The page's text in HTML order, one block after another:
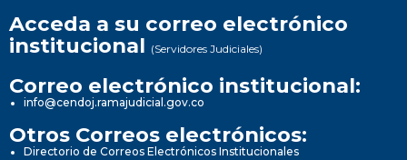
Acceda a su correo electrónico
institucional (Servidores Judiciales)
Correo electrónico institucional:
info@cendoj.ramajudicial.gov.co
Otros Correos electrónicos:
Directorio de Correos Electrónicos Institucionales